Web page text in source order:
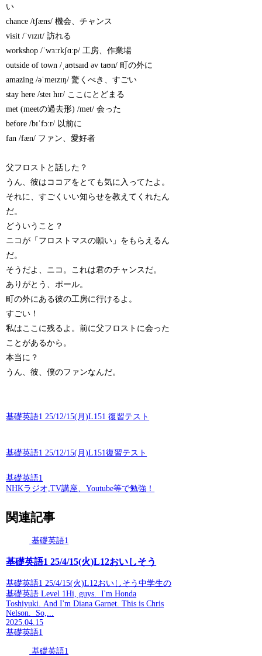
い
chance /tʃæns/ 機会、チャンス
visit /ˈvɪzɪt/ 訪れる
workshop /ˈwɜːrkʃɑːp/ 工房、作業場
outside of town /ˌaʊtsaɪd əv taʊn/ 町の外に
amazing /əˈmeɪzɪŋ/ 驚くべき、すごい
stay here /steɪ hɪr/ ここにとどまる
met (meetの過去形) /met/ 会った
before /bɪˈfɔːr/ 以前に
fan /fæn/ ファン、愛好者
父フロストと話した？
うん、彼はココアをとても気に入ってたよ。
それに、すごくいい知らせを教えてくれたん
だ。
どういうこと？
ニコが「フロストマスの願い」をもらえるん
だ。
そうだよ、ニコ。これは君のチャンスだ。
ありがとう、ポール。
町の外にある彼の工房に行けるよ。
すごい！
私はここに残るよ。前に父フロストに会った
ことがあるから。
本当に？
うん、彼、僕のファンなんだ。
基礎英語1 25/12/15(月)L151 復習テスト
基礎英語1 25/12/15(月)L151復習テスト
基礎英語1
NHKラジオ,TV講座、Youtube等で勉強！
関連記事
基礎英語1
基礎英語1 25/4/15(火)L12おいしそう
基礎英語1 25/4/15(火)L12おいしそう中学生の
基礎英語 Level 1Hi, guys. I'm Honda
Toshiyuki. And I'm Diana Garnet. This is Chris
Nelson. So,...
2025.04.15
基礎英語1
基礎英語1